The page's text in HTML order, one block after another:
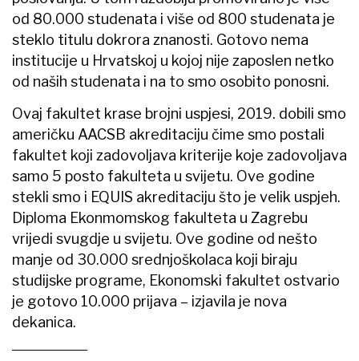
od 80.000 studenata i više od 800 studenata je
steklo titulu dokrora znanosti. Gotovo nema
institucije u Hrvatskoj u kojoj nije zaposlen netko
od naših studenata i na to smo osobito ponosni.
Ovaj fakultet krase brojni uspjesi, 2019. dobili smo
američku AACSB akreditaciju čime smo postali
fakultet koji zadovoljava kriterije koje zadovoljava
samo 5 posto fakulteta u svijetu. Ove godine
stekli smo i EQUIS akreditaciju što je velik uspjeh.
Diploma Ekonmomskog fakulteta u Zagrebu
vrijedi svugdje u svijetu. Ove godine od nešto
manje od 30.000 srednjoškolaca koji biraju
studijske programe, Ekonomski fakultet ostvario
je gotovo 10.000 prijava – izjavila je nova
dekanica.